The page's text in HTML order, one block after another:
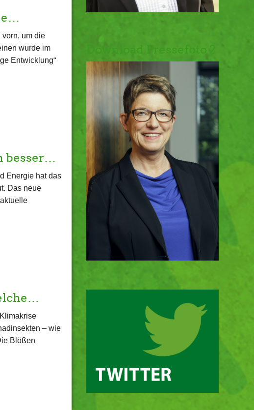
um die
wurde im
Entwicklung“
besser…
Energie hat das
Das neue
– wie
Blößen
Download Pressefoto 2